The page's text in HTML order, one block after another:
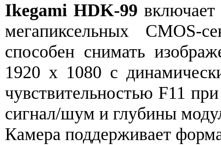
Ikegami HDK-99
мегапиксельных CMOS-
способен снимать
1920 x 1080 с
чувствительностью F11
сигнал/шум и глубины
Камера поддерживает